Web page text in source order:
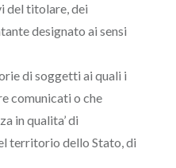
del titolare, dei
designato ai sensi
di soggetti ai quali i
comunicati o che
in qualita’ di
territorio dello Stato, di